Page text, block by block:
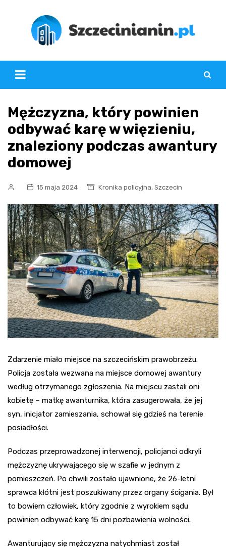
Mężczyzna, który powinien
odbywać karę w więzieniu,
znaleziony podczas awantury
domowej
15 maja 2024 Kronika policyjna, Szczecin
Zdarzenie miało miejsce na szczecińskim prawobrzeżu.
Policja została wezwana na miejsce domowej awantury
według otrzymanego zgłoszenia. Na miejscu zastali oni
kobietę – matkę awanturnika, która zasugerowała, że jej
syn, inicjator zamieszania, schował się gdzieś na terenie
posiadłości.
Podczas przeprowadzonej interwencji, policjanci odkryli
mężczyznę ukrywającego się w szafie w jednym z
pomieszczeń. Po chwili zostało ujawnione, że 26-letni
sprawca kłótni jest poszukiwany przez organy ścigania. Był
to bowiem człowiek, który zgodnie z wyrokiem sądu
powinien odbywać karę 15 dni pozbawienia wolności.
Awanturujący się mężczyzna natychmiast został